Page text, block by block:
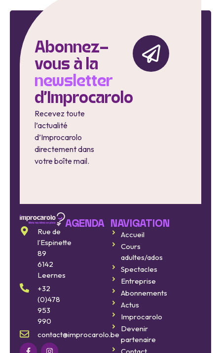
Abonnez-
vous à la
newsletter
d'Improcarolo
Recevez toute
l’actualité
d’Improcarolo
directement dans
votre boîte mail.
Rue de
l’Espinette
89
6142
Leernes
+32
(0)478
953
990
contact@improcarolo.be
AGENDA
Improcarolo
cinéma
Improcarolo
NAVIGATION
Accueil
Cours
adultes/ados
Spectacles
Entreprise
Abonnements
Actus
Improcarolo
Devenir
partenaire